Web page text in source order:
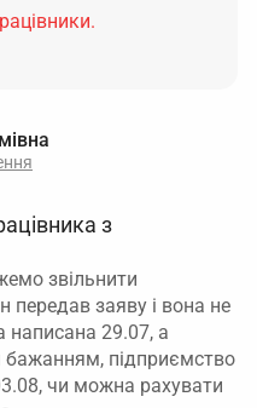
з
звільнити
передав заяву і вона не
написана 29.07, а
бажанням, підприємство
чи можна рахувати